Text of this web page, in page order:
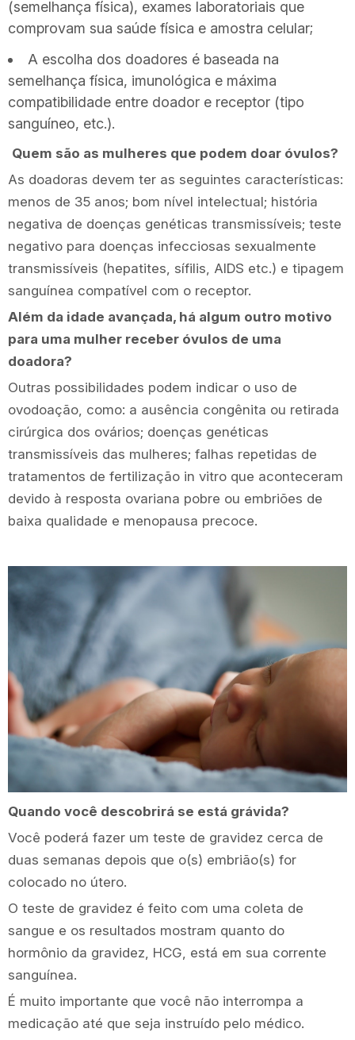
(semelhança física), exames laboratoriais que
comprovam sua saúde física e amostra celular;
A escolha dos doadores é baseada na
semelhança física, imunológica e máxima
compatibilidade entre doador e receptor (tipo
sanguíneo, etc.).
Quem são as mulheres que podem doar óvulos?
As doadoras devem ter as seguintes características:
menos de 35 anos; bom nível intelectual; história
negativa de doenças genéticas transmissíveis; teste
negativo para doenças infecciosas sexualmente
transmissíveis (hepatites, sífilis, AIDS etc.) e tipagem
sanguínea compatível com o receptor.
Além da idade avançada, há algum outro motivo
para uma mulher receber óvulos de uma
doadora?
Outras possibilidades podem indicar o uso de
ovodoação, como: a ausência congênita ou retirada
cirúrgica dos ovários; doenças genéticas
transmissíveis das mulheres; falhas repetidas de
tratamentos de fertilização in vitro que aconteceram
devido à resposta ovariana pobre ou embriões de
baixa qualidade e menopausa precoce.
Quando você descobrirá se está grávida?
Você poderá fazer um teste de gravidez cerca de
duas semanas depois que o(s) embrião(s) for
colocado no útero.
O teste de gravidez é feito com uma coleta de
sangue e os resultados mostram quanto do
hormônio da gravidez, HCG, está em sua corrente
sanguínea.
É muito importante que você não interrompa a
medicação até que seja instruído pelo médico.